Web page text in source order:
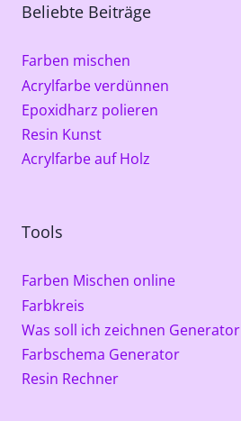
Beliebte Beiträge
Farben mischen
Acrylfarbe verdünnen
Epoxidharz polieren
Resin Kunst
Acrylfarbe auf Holz
Tools
Farben Mischen online
Farbkreis
Was soll ich zeichnen Generator
Farbschema Generator
Resin Rechner